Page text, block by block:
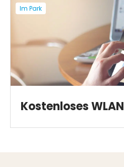
Im Park
Kostenloses WLAN